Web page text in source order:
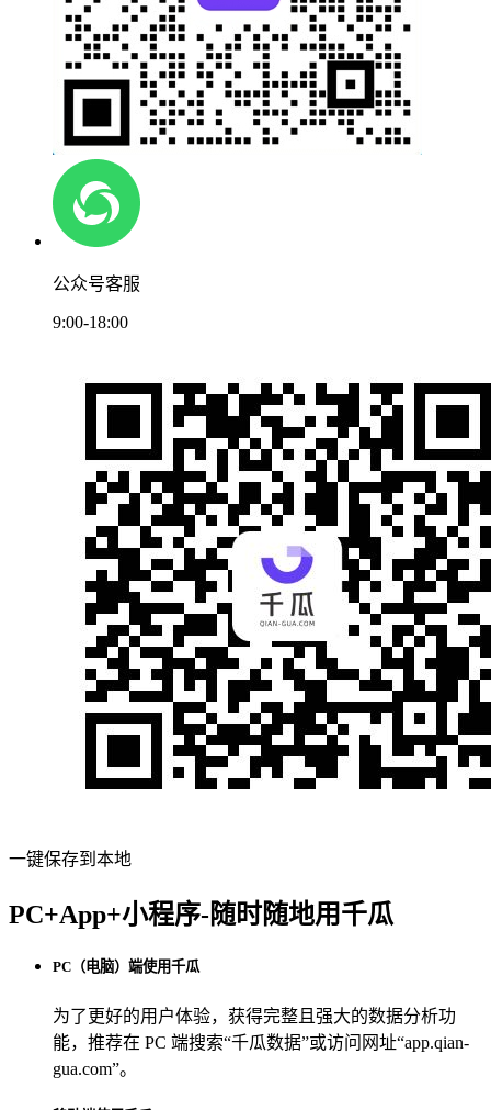
公众号客服
9:00-18:00
一键保存到本地
PC+App+小程序-随时随地用千瓜
PC（电脑）端使用千瓜
为了更好的用户体验，获得完整且强大的数据分析功
能，推荐在 PC 端搜索“千瓜数据”或访问网址“app.qian-
gua.com”。